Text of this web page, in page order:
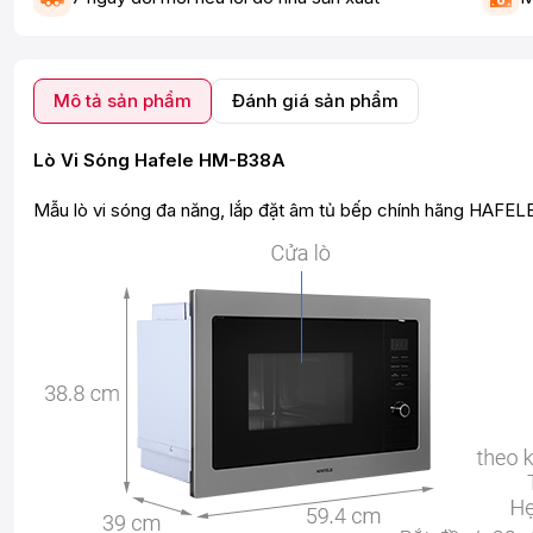
Mô tả sản phẩm Đánh giá sản phẩm
Lò Vi Sóng Hafele HM-B38A
Mẫu lò vi sóng đa năng, lắp đặt âm tủ bếp chính hãng